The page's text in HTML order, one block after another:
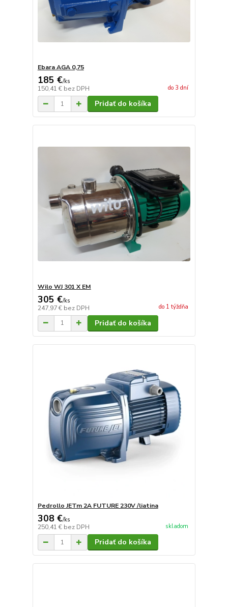
Ebara AGA 0,75
185 €/ks
150,41 € bez DPH do 3 dní
Pridať do košíka
Wilo WJ 301 X EM
305 €/ks
247,97 € bez DPH do 1 týždňa
Pridať do košíka
Pedrollo JETm 2A FUTURE 230V /liatina
308 €/ks
250,41 € bez DPH skladom
Pridať do košíka